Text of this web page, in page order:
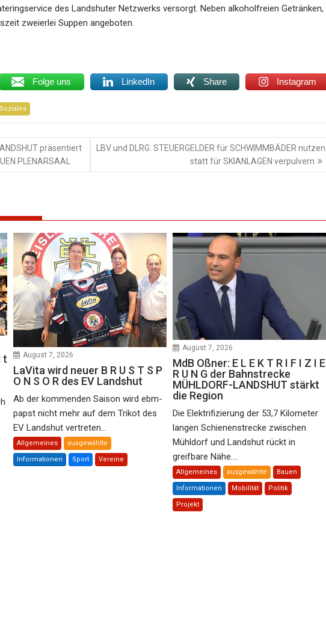
des Landshuter Netzwerks versorgt. Neben alkoholfreien Getränken,
zweierlei Suppen angeboten.
Folge uns LinkedIn Share Instagram
Soziales
präsentiert
PLENARSAAL
LBV und DLRG: STEUERGELDER für SCHWIMMBÄDER nutzen
statt für SKIANLAGEN verpulvern
t
August 7, 2026
LaVita wird neuer B R U S T S P
O N S O R des EV Landshut
Ab der kommenden Saison wird ebm-
papst nicht mehr auf dem Trikot des
EV Landshut vertreten...
Allgemeines ausgewählte
Informationen Sport Vereine
August 7, 2026
MdB Oßner: E L E K T R I F I Z I E
R U N G der Bahnstrecke
MÜHLDORF-LANDSHUT stärkt
die Region
Die Elektrifizierung der 53,7 Kilometer
langen Schienenstrecke zwischen
Mühldorf und Landshut rückt in
greifbare Nähe....
Allgemeines ausgewählte Bauen
Informationen Mobilität Politik
Projekt